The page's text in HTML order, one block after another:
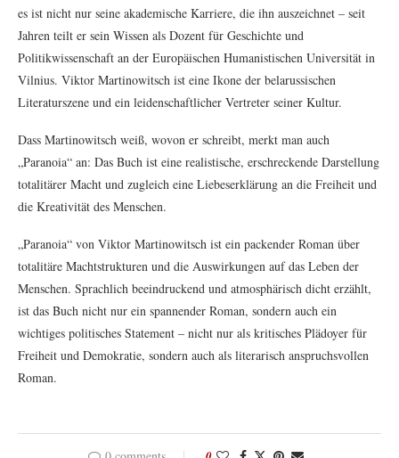
es ist nicht nur seine akademische Karriere, die ihn auszeichnet – seit
Jahren teilt er sein Wissen als Dozent für Geschichte und
Politikwissenschaft an der Europäischen Humanistischen Universität in
Vilnius. Viktor Martinowitsch ist eine Ikone der belarussischen
Literaturszene und ein leidenschaftlicher Vertreter seiner Kultur.
Dass Martinowitsch weiß, wovon er schreibt, merkt man auch
„Paranoia“ an: Das Buch ist eine realistische, erschreckende Darstellung
totalitärer Macht und zugleich eine Liebeserklärung an die Freiheit und
die Kreativität des Menschen.
„Paranoia“ von Viktor Martinowitsch ist ein packender Roman über
totalitäre Machtstrukturen und die Auswirkungen auf das Leben der
Menschen. Sprachlich beeindruckend und atmosphärisch dicht erzählt,
ist das Buch nicht nur ein spannender Roman, sondern auch ein
wichtiges politisches Statement – nicht nur als kritisches Plädoyer für
Freiheit und Demokratie, sondern auch als literarisch anspruchsvollen
Roman.